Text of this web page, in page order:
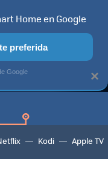
OFERTAS EN
Kodi Apple TV
×
Home en Google
preferida
Google